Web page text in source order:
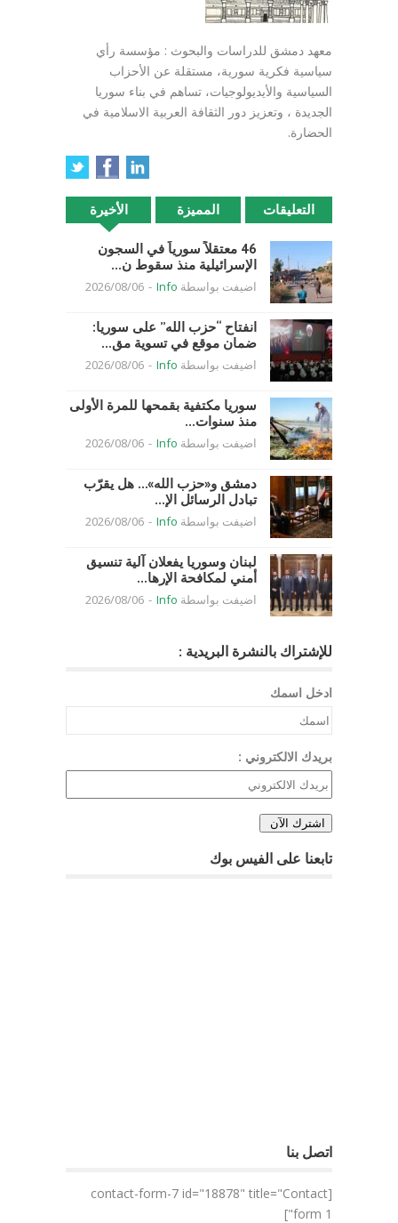
معهد دمشق للدراسات والبحوث : مؤسسة رأي
سياسية فكرية سورية، مستقلة عن الأحزاب
السياسية والأيديولوجيات، تساهم في بناء سوريا
الجديدة ، وتعزيز دور الثقافة العربية الاسلامية في
الحضارة.
الأخيرة المميزة التعليقات
46 معتقلاً سورياً في السجون
الإسرائيلية منذ سقوط ن...
اضيفت بواسطة Info
-
2026/08/06
انفتاح “حزب الله” على سوريا:
ضمان موقع في تسوية مق...
اضيفت بواسطة Info
-
2026/08/06
سوريا مكتفية بقمحها للمرة الأولى
منذ سنوات...
اضيفت بواسطة Info
-
2026/08/06
دمشق و«حزب الله»… هل يقرّب
تبادل الرسائل الإ...
اضيفت بواسطة Info
-
2026/08/06
لبنان وسوريا يفعلان آلية تنسيق
أمني لمكافحة الإرها...
اضيفت بواسطة Info
-
2026/08/06
للإشتراك بالنشرة البريدية :
ادخل اسمك
بريدك الالكتروني :
تابعنا على الفيس بوك
اتصل بنا
[contact-form-7 id="18878" title="Contact
form 1"]